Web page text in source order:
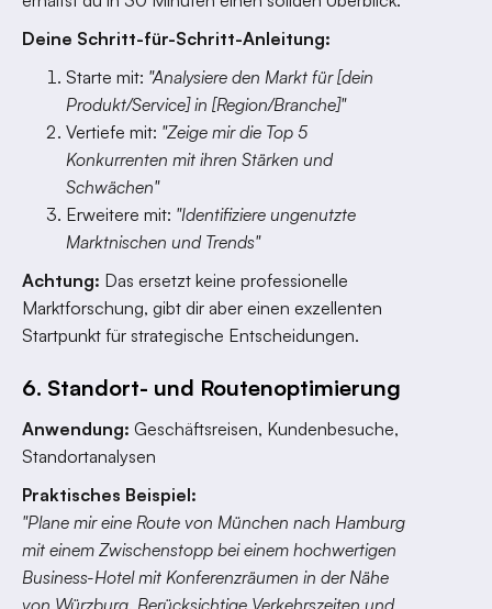
Deine Schritt-für-Schritt-Anleitung:
Starte mit: "Analysiere den Markt für [dein
Produkt/Service] in [Region/Branche]"
Vertiefe mit: "Zeige mir die Top 5
Konkurrenten mit ihren Stärken und
Schwächen"
Erweitere mit: "Identifiziere ungenutzte
Marktnischen und Trends"
Achtung: Das ersetzt keine professionelle
Marktforschung, gibt dir aber einen exzellenten
Startpunkt für strategische Entscheidungen.
6. Standort- und Routenoptimierung
Anwendung: Geschäftsreisen, Kundenbesuche,
Standortanalysen
Praktisches Beispiel:
"Plane mir eine Route von München nach Hamburg
mit einem Zwischenstopp bei einem hochwertigen
Business-Hotel mit Konferenzräumen in der Nähe
von Würzburg. Berücksichtige Verkehrszeiten und